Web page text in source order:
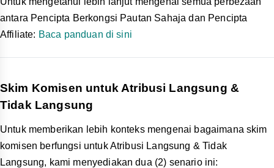
Pautan Pameran untuk Perkongsian
bermakna anda boleh memperoleh komisen